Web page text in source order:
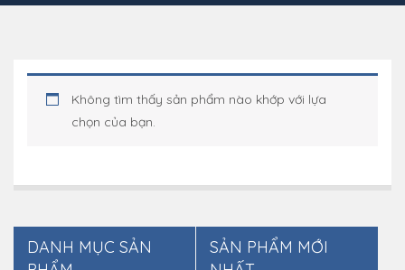
DANH MỤC SẢN
SẢN PHẨM MỚI
Không tìm thấy sản phẩm nào khớp với lựa
chọn của bạn.